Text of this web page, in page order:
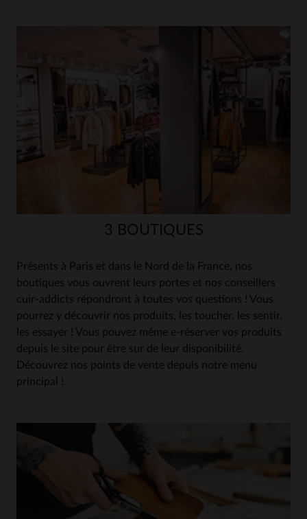
3 BOUTIQUES
Présents à Paris et dans le Nord de la France, nos
boutiques vous ouvrent leurs portes et nos conseillers
cuir-addicts répondront à toutes vos questions ! Vous
pourrez y découvrir nos produits, les toucher, les sentir,
les essayer ! Vous pouvez même e-réserver vos produits
depuis le site pour être sur de leur disponibilité.
Découvrez nos points de vente depuis notre menu
principal !